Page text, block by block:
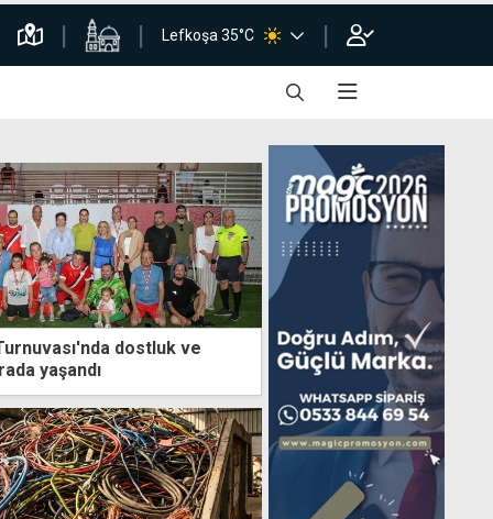
Lefkoşa 35°C
dostluk ve
yaşandı